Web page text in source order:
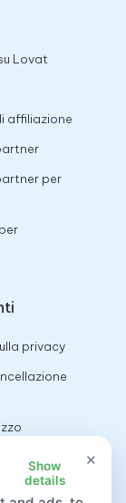
Lovat
affiliazione
per
privacy
×
Show
details